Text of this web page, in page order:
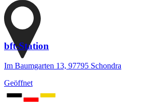
bft-Station
Im Baumgarten 13, 97795 Schondra
Geöffnet